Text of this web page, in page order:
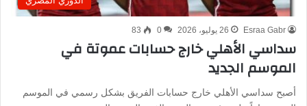
Esraa Gabr 26 يوليو، 2026 0
83
سداسي الأهلي خارج حسابات عموتة في
الموسم الجديد
أصبح سداسي الأهلي خارج حسابات الفريق بشكل رسمي في الموسم